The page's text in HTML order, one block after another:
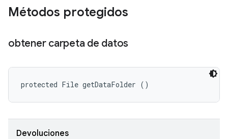
Métodos protegidos
obtener carpeta de datos
protected File getDataFolder ()
Devoluciones